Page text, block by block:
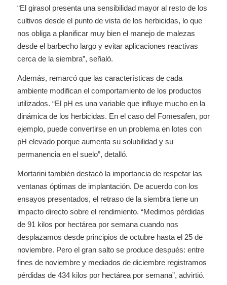
“El girasol presenta una sensibilidad mayor al resto de los
cultivos desde el punto de vista de los herbicidas, lo que
nos obliga a planificar muy bien el manejo de malezas
desde el barbecho largo y evitar aplicaciones reactivas
cerca de la siembra”, señaló.
Además, remarcó que las características de cada
ambiente modifican el comportamiento de los productos
utilizados. “El pH es una variable que influye mucho en la
dinámica de los herbicidas. En el caso del Fomesafen, por
ejemplo, puede convertirse en un problema en lotes con
pH elevado porque aumenta su solubilidad y su
permanencia en el suelo”, detalló.
Mortarini también destacó la importancia de respetar las
ventanas óptimas de implantación. De acuerdo con los
ensayos presentados, el retraso de la siembra tiene un
impacto directo sobre el rendimiento. “Medimos pérdidas
de 91 kilos por hectárea por semana cuando nos
desplazamos desde principios de octubre hasta el 25 de
noviembre. Pero el gran salto se produce después: entre
fines de noviembre y mediados de diciembre registramos
pérdidas de 434 kilos por hectárea por semana”, advirtió.